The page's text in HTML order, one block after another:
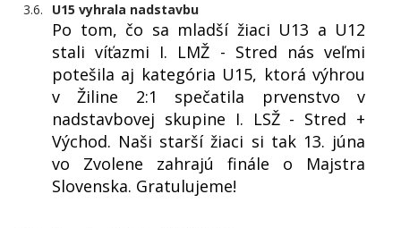
3.6. U15 vyhrala nadstavbu
Po tom, čo sa mladší žiaci U13 a U12
stali víťazmi I. LMŽ - Stred nás veľmi
potešila aj kategória U15, ktorá výhrou
v Žiline 2:1 spečatila prvenstvo v
nadstavbovej skupine I. LSŽ - Stred +
Východ. Naši starší žiaci si tak 13. júna
vo Zvolene zahrajú finále o Majstra
Slovenska. Gratulujeme!